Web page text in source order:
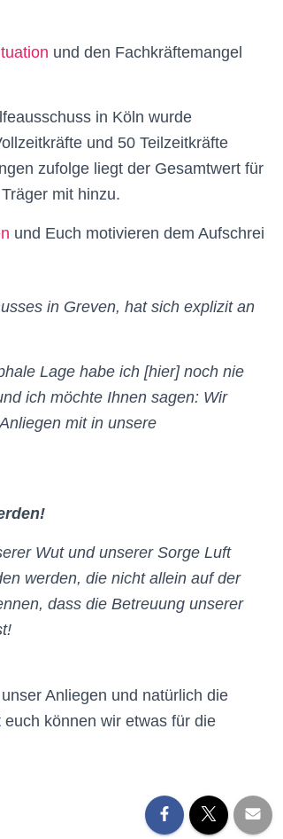
und den Fachkräftemangel
in Köln wurde
und 50 Teilzeitkräfte
zufolge liegt der Gesamtwert für
mit hinzu.
und Euch motivieren dem Aufschrei
in Greven, hat sich explizit an
Lage habe ich [hier] noch nie
ich möchte Ihnen sagen: Wir
mit in unsere
Wut und unserer Sorge Luft
werden, die nicht allein auf der
dass die Betreuung unserer
Anliegen und natürlich die
können wir etwas für die